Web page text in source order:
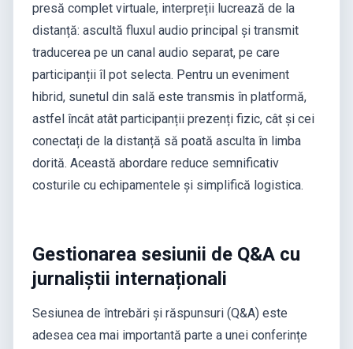
presă complet virtuale, interpreții lucrează de la
distanță: ascultă fluxul audio principal și transmit
traducerea pe un canal audio separat, pe care
participanții îl pot selecta. Pentru un eveniment
hibrid, sunetul din sală este transmis în platformă,
astfel încât atât participanții prezenți fizic, cât și cei
conectați de la distanță să poată asculta în limba
dorită. Această abordare reduce semnificativ
costurile cu echipamentele și simplifică logistica.
Gestionarea sesiunii de Q&A cu
jurnaliștii internaționali
Sesiunea de întrebări și răspunsuri (Q&A) este
adesea cea mai importantă parte a unei conferințe